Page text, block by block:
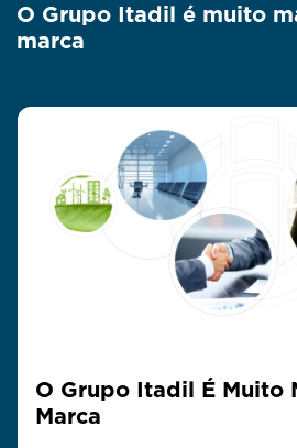
O Grupo Itadil é muito
marca
O Grupo Itadil É Muito
Marca